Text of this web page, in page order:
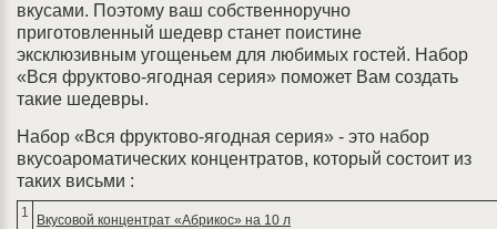
вкусами. Поэтому ваш собственноручно
приготовленный шедевр станет поистине
эксклюзивным угощеньем для любимых гостей. Набор
«Вся фруктово-ягодная серия» поможет Вам создать
такие шедевры.
Набор «Вся фруктово-ягодная серия» - это набор
вкусоароматических концентратов, который состоит из
таких висьми :
1 Вкусовой концентрат «Абрикос» на 10 л